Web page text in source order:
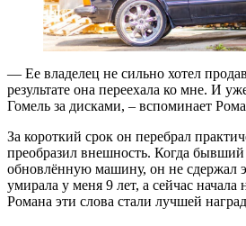
— Ее владелец не сильно хотел
результате она переехала ко мне. И
Гомель за дисками, – вспоминает
За короткий срок он перебрал
преобразил внешность. Когда бывший
обновлённую машину, он не сдержал
умирала у меня 9 лет, а сейчас
Романа эти слова стали лучшей